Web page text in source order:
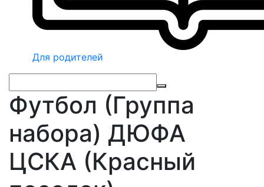
Для родителей
Футбол (Группа
набора) ДЮФА
ЦСКА (Красный